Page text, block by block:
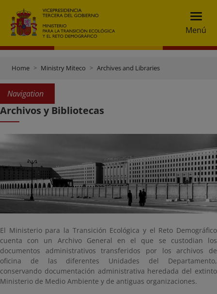
Menú
Home Ministry Miteco Archives and Libraries
Navigation
Archivos y Bibliotecas
El Ministerio para la Transición Ecológica y el Reto Demográfico
cuenta con un Archivo General en el que se custodian los
documentos administrativos transferidos por los archivos de
oficina de las diferentes Unidades del Departamento,
conservando documentación administrativa heredada del extinto
Ministerio de Medio Ambiente y de antiguas organizaciones.